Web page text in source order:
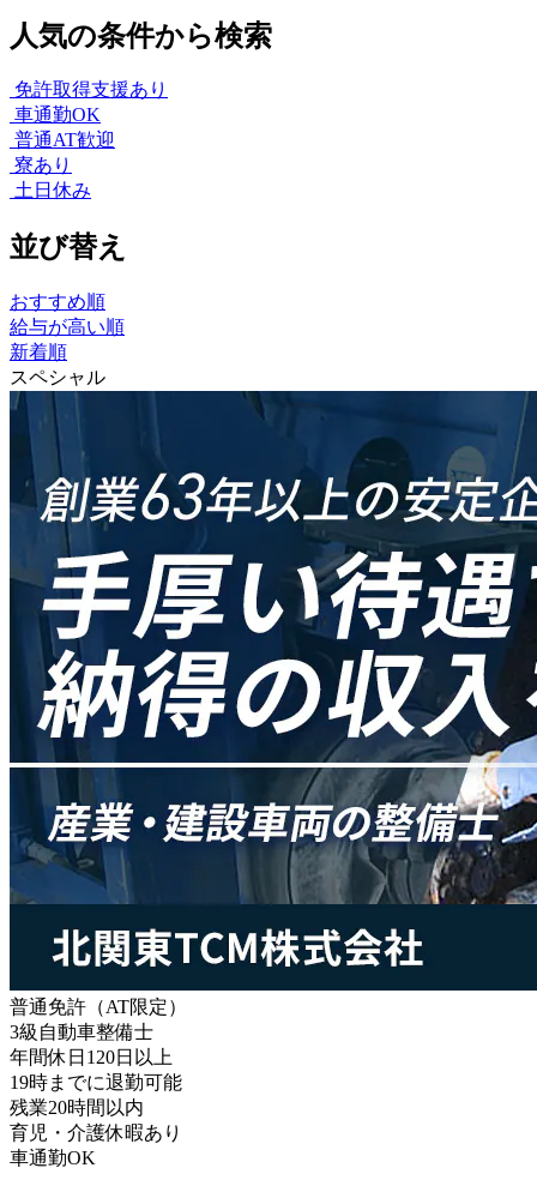
人気の条件から検索
免許取得支援あり
車通勤OK
普通AT歓迎
寮あり
土日休み
並び替え
おすすめ順
給与が高い順
新着順
スペシャル
普通免許（AT限定）
3級自動車整備士
年間休日120日以上
19時までに退勤可能
残業20時間以内
育児・介護休暇あり
車通勤OK